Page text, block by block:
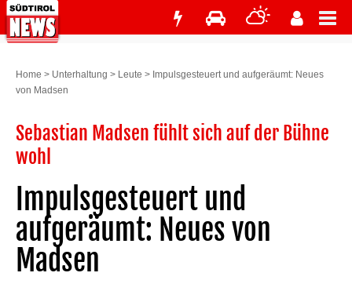
Home > Unterhaltung > Leute > Impulsgesteuert und aufgeräumt: Neues
von Madsen
Sebastian Madsen fühlt sich auf der Bühne
wohl
Impulsgesteuert und
aufgeräumt: Neues von
Madsen